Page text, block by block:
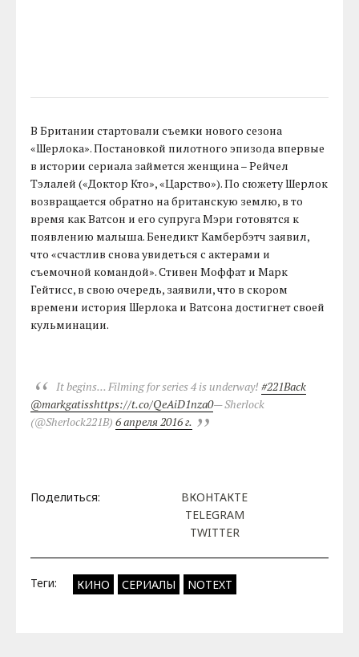
В Британии стартовали съемки нового сезона
«Шерлока». Постановкой пилотного эпизода впервые
в истории сериала займется женщина – Рейчел
Тэлалей («Доктор Кто», «Царство»). По сюжету Шерлок
возвращается обратно на британскую землю, в то
время как Ватсон и его супруга Мэри готовятся к
появлению малыша. Бенедикт Камбербэтч заявил,
что «счастлив снова увидеться с актерами и
съемочной командой». Стивен Моффат и Марк
Гейтисс, в свою очередь, заявили, что в скором
времени история Шерлока и Ватсона достигнет своей
кульминации.
It begins... Filming for series 4 is underway! #221Back
@markgatisshttps://t.co/QeAiD1nza0— Sherlock
(@Sherlock221B)6 апреля 2016 г.
Поделиться:
ВКОНТАКТЕ
TELEGRAM
TWITTER
Теги: КИНО СЕРИАЛЫ NOTEXT